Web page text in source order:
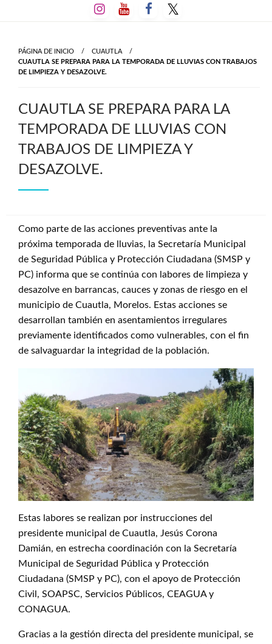
al
PÁGINA DE INICIO
CUAUTLA
CUAUTLA SE PREPARA PARA LA TEMPORADA DE LLUVIAS CON TRABAJOS
DE LIMPIEZA Y DESAZOLVE.
CUAUTLA SE PREPARA PARA LA
TEMPORADA DE LLUVIAS CON
TRABAJOS DE LIMPIEZA Y
DESAZOLVE.
Como parte de las acciones preventivas ante la
próxima temporada de lluvias, la Secretaría Municipal
de Seguridad Pública y Protección Ciudadana (SMSP y
PC) informa que se continúa con labores de limpieza y
desazolve en barrancas, cauces y zonas de riesgo en el
municipio de Cuautla, Morelos. Estas acciones se
desarrollan también en asentamientos irregulares
previamente identificados como vulnerables, con el fin
de salvaguardar la integridad de la población.
Estas labores se realizan por instrucciones del
presidente municipal de Cuautla, Jesús Corona
Damián, en estrecha coordinación con la Secretaría
Municipal de Seguridad Pública y Protección
Ciudadana (SMSP y PC), con el apoyo de Protección
Civil, SOAPSC, Servicios Públicos, CEAGUA y
CONAGUA.
Gracias a la gestión directa del presidente municipal, se